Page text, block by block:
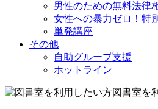
男性のための無料法律
女性への暴力ゼロ！特
単発講座
その他
自助グループ支援
ホットライン
図書室を